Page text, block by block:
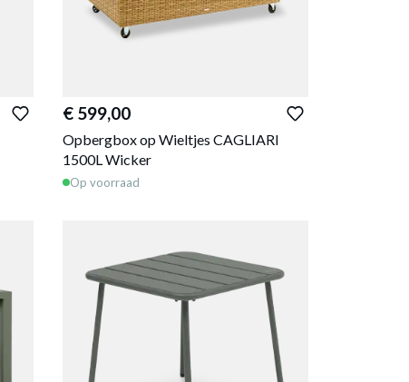
€ 599,00
Opbergbox op Wieltjes CAGLIARI
1500L Wicker
Op voorraad